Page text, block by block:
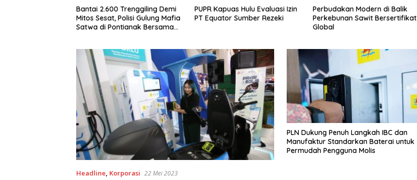
Bantai 2.600 Trenggiling Demi
Mitos Sesat, Polisi Gulung Mafia
Satwa di Pontianak Bersama
PUPR Kapuas Hulu Evaluasi Izin
PT Equator Sumber Rezeki
Perbudakan Modern di Balik
Perkebunan Sawit Bersertifikat
Global
Headline, Korporasi 22 Mei 2023
PLN Dukung Penuh Langkah IBC dan
Manufaktur Standarkan Baterai untuk
Permudah Pengguna Molis